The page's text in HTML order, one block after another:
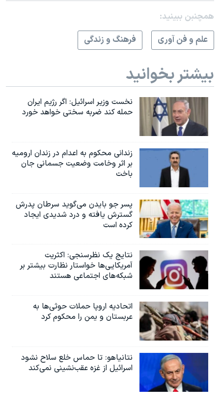
همچنبن ببینید:
علم و فن آوری
فرهنگ و زندگی
بیشتر بخوانید
نخست وزیر اسرائيل: اگر رژیم ایران
حمله کند ضربه سختی خواهد خورد
زندانی محکوم به اعدام در زندان ارومیه
بر اثر وخامت وضعیت جسمانی جان
باخت
پسر جو بایدن می‌گوید سرطان پدرش
گسترش یافته و درد شدیدی ایجاد
کرده است
نتایج یک نظرسنجی: اکثریت
آمریکایی‌ها خواستار نظارت بیشتر بر
شبکه‌های اجتماعی هستند
اتحادیه اروپا حملات حوثی‌ها به
عربستان و یمن را محکوم کرد
نتانیاهو: تا حماس خلع سلاح نشود
اسرائیل از غزه عقب‌نشینی نمی‌کند